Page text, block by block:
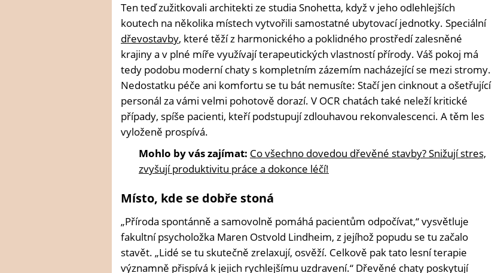
Ten teď zužitkovali architekti ze studia Snohetta, když v jeho odlehlejších
koutech na několika místech vytvořili samostatné ubytovací jednotky. Speciální
dřevostavby, které těží z harmonického a poklidného prostředí zalesněné
krajiny a v plné míře využívají terapeutických vlastností přírody. Váš pokoj má
tedy podobu moderní chaty s kompletním zázemím nacházející se mezi stromy.
Nedostatku péče ani komfortu se tu bát nemusíte: Stačí jen cinknout a ošetřující
personál za vámi velmi pohotově dorazí. V OCR chatách také neleží kritické
případy, spíše pacienti, kteří podstupují zdlouhavou rekonvalescenci. A těm les
vyloženě prospívá.
Mohlo by vás zajímat: Co všechno dovedou dřevěné stavby? Snižují stres,
zvyšují produktivitu práce a dokonce léčí!
Místo, kde se dobře stoná
„Příroda spontánně a samovolně pomáhá pacientům odpočívat,“ vysvětluje
fakultní psycholožka Maren Ostvold Lindheim, z jejíhož popudu se tu začalo
stavět. „Lidé se tu skutečně zrelaxují, osvěží. Celkově pak tato lesní terapie
významně přispívá k jejich rychlejšímu uzdravení.“ Dřevěné chaty poskytují